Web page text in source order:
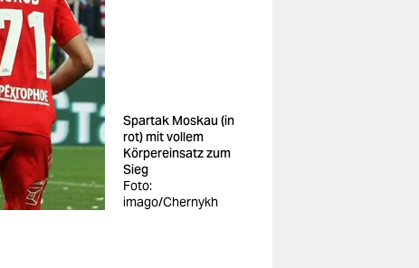
Spartak Moskau (in
rot) mit vollem
Körpereinsatz zum
Sieg
Foto:
imago/Chernykh